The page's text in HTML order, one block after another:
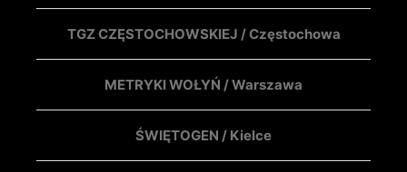
TGZ CZĘSTOCHOWSKIEJ / Częstochowa
METRYKI WOŁYŃ / Warszawa
ŚWIĘTOGEN / Kielce